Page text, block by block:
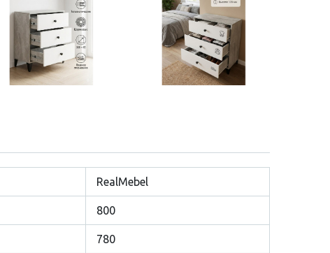
RealMebel
800
780